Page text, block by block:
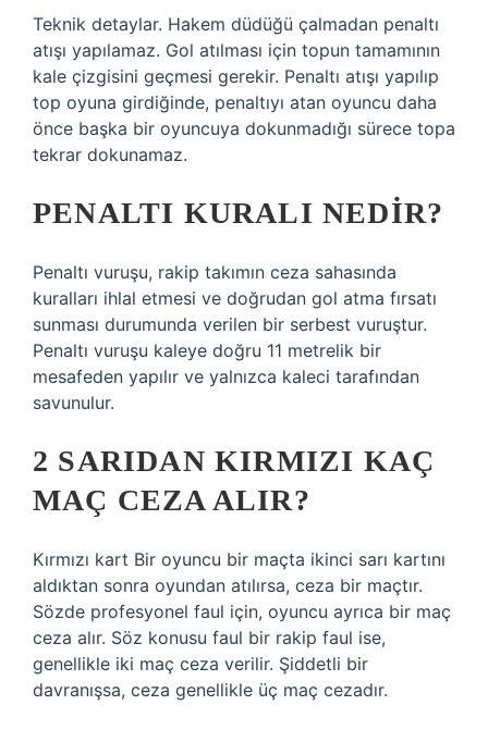
Teknik detaylar. Hakem düdüğü çalmadan penaltı
atışı yapılamaz. Gol atılması için topun tamamının
kale çizgisini geçmesi gerekir. Penaltı atışı yapılıp
top oyuna girdiğinde, penaltıyı atan oyuncu daha
önce başka bir oyuncuya dokunmadığı sürece topa
tekrar dokunamaz.
PENALTI KURALI NEDIR?
Penaltı vuruşu, rakip takımın ceza sahasında
kuralları ihlal etmesi ve doğrudan gol atma fırsatı
sunması durumunda verilen bir serbest vuruştur.
Penaltı vuruşu kaleye doğru 11 metrelik bir
mesafeden yapılır ve yalnızca kaleci tarafından
savunulur.
2 SARIDAN KIRMIZI KAÇ
MAÇ CEZA ALIR?
Kırmızı kart Bir oyuncu bir maçta ikinci sarı kartını
aldıktan sonra oyundan atılırsa, ceza bir maçtır.
Sözde profesyonel faul için, oyuncu ayrıca bir maç
ceza alır. Söz konusu faul bir rakip faul ise,
genellikle iki maç ceza verilir. Şiddetli bir
davranışsa, ceza genellikle üç maç cezadır.